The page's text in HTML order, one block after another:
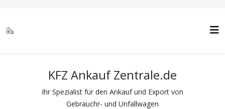
KFZ Ankauf Zentrale.de
Ihr Spezialist für den Ankauf und Export von
Gebrauchr- und Unfallwagen